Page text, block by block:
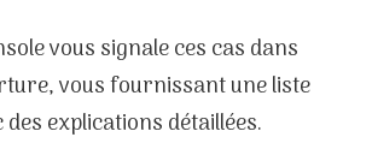
vous signale ces cas dans
vous fournissant une liste
des explications détaillées.